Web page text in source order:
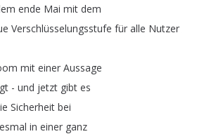
ende Mai mit dem
Verschlüsselungsstufe für alle Nutzer
mit einer Aussage
- und jetzt gibt es
Sicherheit bei
in einer ganz